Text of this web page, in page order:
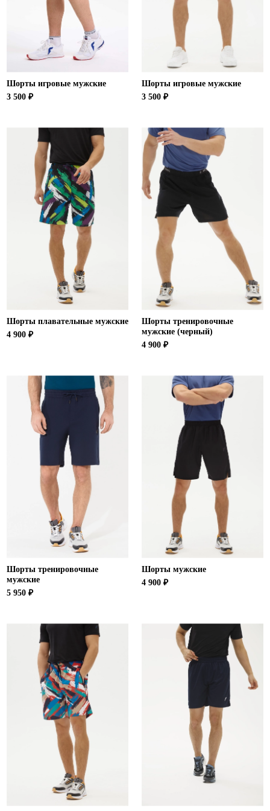
Ханты-Мансийский автономный округ (3)
Челябинская область (2)
Ямало-Ненецкий автономный округ (1)
Ярославская область (1)
Шорты игровые мужские
3 500 ₽
Шорты игровые мужские
3 500 ₽
Шорты плавательные мужские
4 900 ₽
Шорты тренировочные
мужские (черный)
4 900 ₽
Шорты тренировочные
мужские
5 950 ₽
Шорты мужские
4 900 ₽